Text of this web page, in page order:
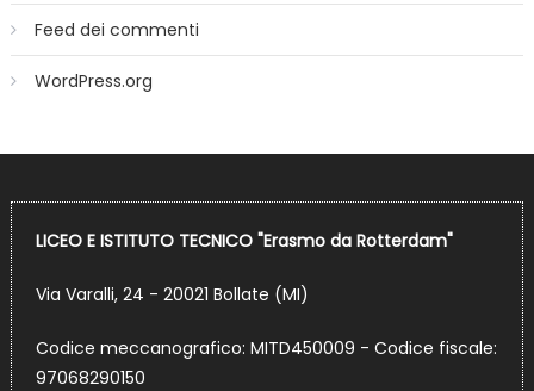
Feed dei commenti
WordPress.org
LICEO E ISTITUTO TECNICO "Erasmo da Rotterdam"
Via Varalli, 24 - 20021 Bollate (MI)
Codice meccanografico: MITD450009 - Codice fiscale:
97068290150